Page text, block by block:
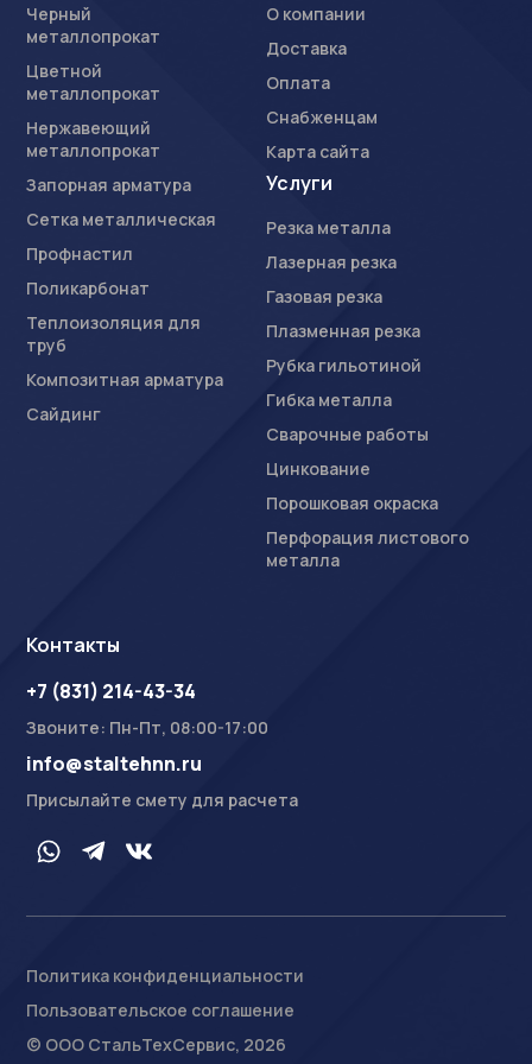
Черный
металлопрокат
Цветной
металлопрокат
Нержавеющий
металлопрокат
Запорная арматура
Сетка металлическая
Профнастил
Поликарбонат
Теплоизоляция для
труб
Композитная арматура
Сайдинг
О компании
Доставка
Оплата
Снабженцам
Карта сайта
Услуги
Резка металла
Лазерная резка
Газовая резка
Плазменная резка
Рубка гильотиной
Гибка металла
Сварочные работы
Цинкование
Порошковая окраска
Перфорация листового
металла
Контакты
+7 (831) 214-43-34
Звоните: Пн-Пт, 08:00-17:00
info@staltehnn.ru
Присылайте смету для расчета
Политика конфиденциальности
Пользовательское соглашение
© ООО СтальТехСервис, 2026
Даю согласие на
Даю согласие на обработку персональных данных
На сайте осуществляется обработка пользовательских
Условиями обработки пользовательских данных